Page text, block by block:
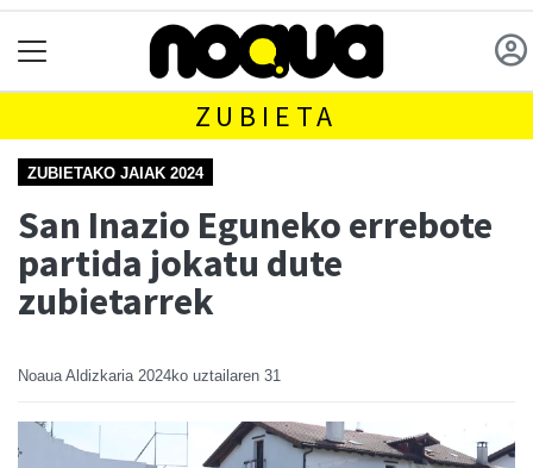
ZUBIETA
ZUBIETAKO JAIAK 2024
San Inazio Eguneko errebote
partida jokatu dute
zubietarrek
Noaua Aldizkaria 2024ko uztailaren 31